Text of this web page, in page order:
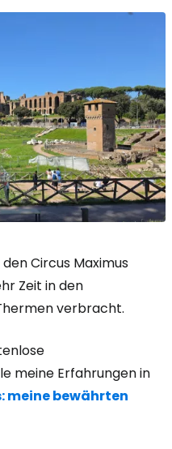
Circus Maximus
Zeit in den
verbracht.
meine Erfahrungen in
meine bewährten